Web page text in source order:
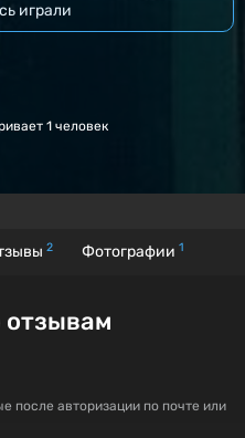
играли
1 человек
2 Фотографии 1
отзывам
после авторизации по почте или